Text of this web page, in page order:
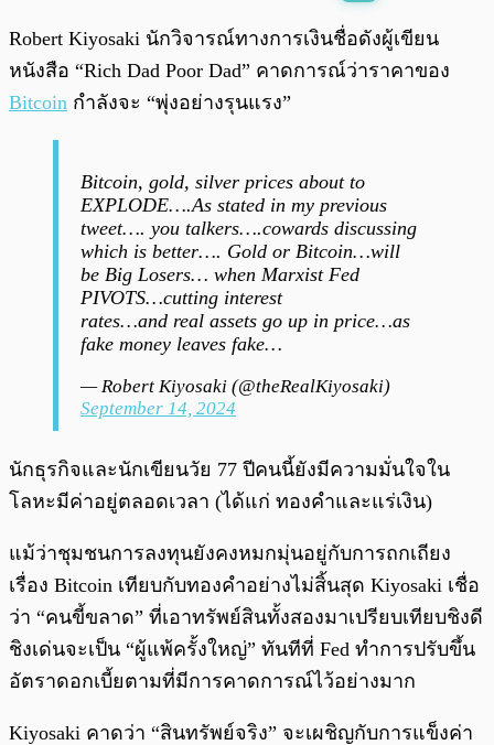
0:00 /
Robert Kiyosaki นักวิจารณ์ทางการเงินชื่อดังผู้เขียน
หนังสือ “Rich Dad Poor Dad” คาดการณ์ว่าราคาของ
Bitcoin กำลังจะ “พุ่งอย่างรุนแรง”
Bitcoin, gold, silver prices about to
EXPLODE….As stated in my previous
tweet…. you talkers….cowards discussing
which is better…. Gold or Bitcoin…will
be Big Losers… when Marxist Fed
PIVOTS…cutting interest
rates…and real assets go up in price…as
fake money leaves fake…
— Robert Kiyosaki (@theRealKiyosaki)
September 14, 2024
นักธุรกิจและนักเขียนวัย 77 ปีคนนี้ยังมีความมั่นใจใน
โลหะมีค่าอยู่ตลอดเวลา (ได้แก่ ทองคำและแร่เงิน)
แม้ว่าชุมชนการลงทุนยังคงหมกมุ่นอยู่กับการถกเถียง
เรื่อง Bitcoin เทียบกับทองคำอย่างไม่สิ้นสุด Kiyosaki เชื่อ
ว่า “คนขี้ขลาด” ที่เอาทรัพย์สินทั้งสองมาเปรียบเทียบชิงดี
ชิงเด่นจะเป็น “ผู้แพ้ครั้งใหญ่” ทันทีที่ Fed ทำการปรับขึ้น
อัตราดอกเบี้ยตามที่มีการคาดการณ์ไว้อย่างมาก
Kiyosaki คาดว่า “สินทรัพย์จริง” จะเผชิญกับการแข็งค่า